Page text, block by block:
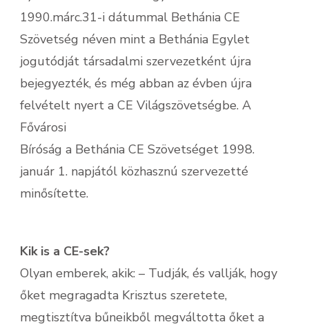
1990.márc.31-i dátummal Bethánia CE
Szövetség néven mint a Bethánia Egylet
jogutódját társadalmi szervezetként újra
bejegyezték, és még abban az évben újra
felvételt nyert a CE Világszövetségbe. A
Fővárosi
Bíróság a Bethánia CE Szövetséget 1998.
január 1. napjától közhasznú szervezetté
minősítette.
Kik is a CE-sek?
Olyan emberek, akik: – Tudják, és vallják, hogy
őket megragadta Krisztus szeretete,
megtisztítva bűneikből megváltotta őket a